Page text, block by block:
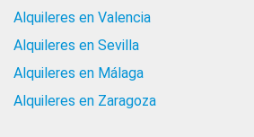
Alquileres en Valencia
Alquileres en Sevilla
Alquileres en Málaga
Alquileres en Zaragoza